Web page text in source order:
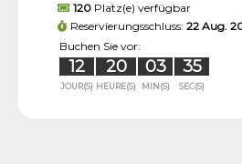
120 Platz(e) verfügbar
Reservierungsschluss: 22 Aug.
Buchen Sie vor:
12 20 03 35
JOUR(S) HEURE(S) MIN(S) SEC(S)